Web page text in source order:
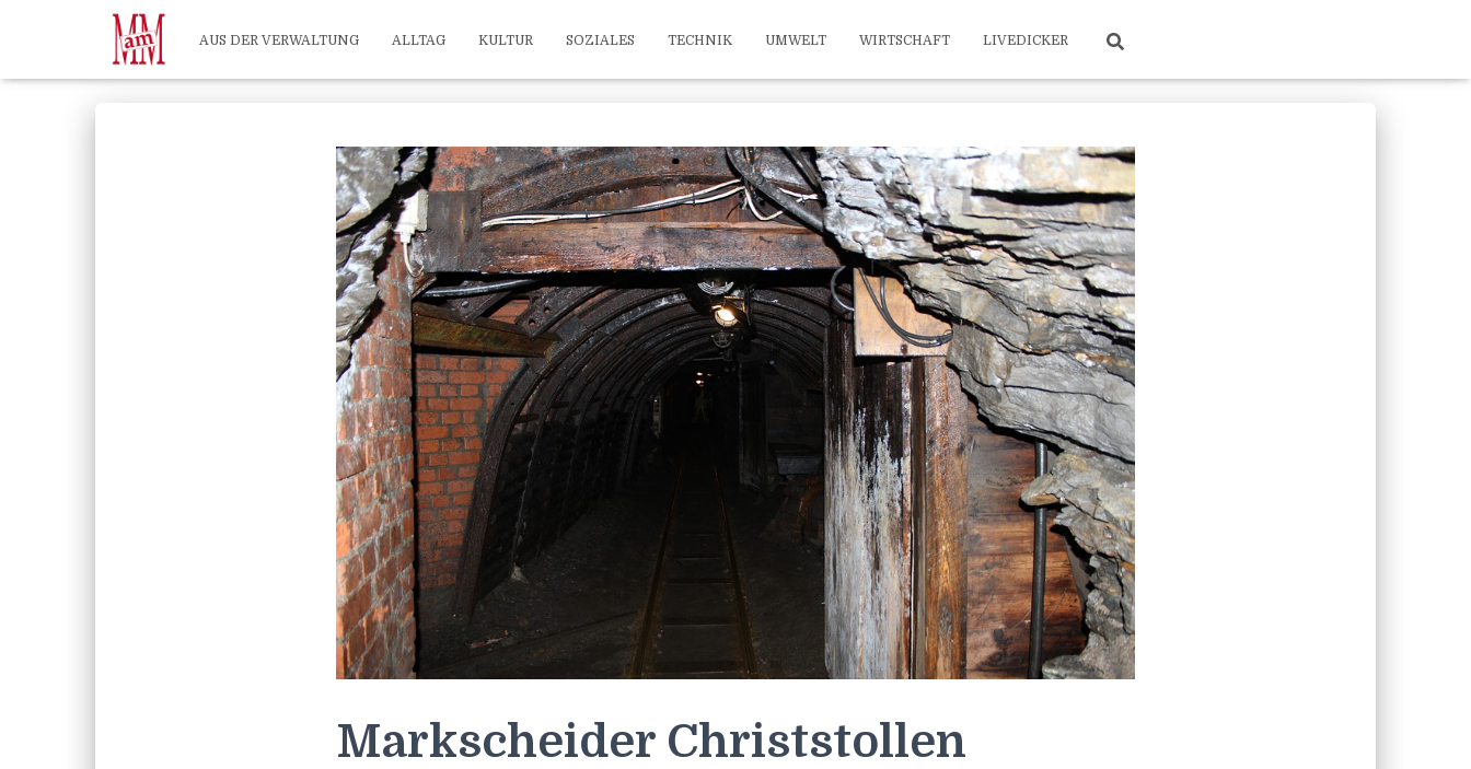
Weiterlesen" /> Weiterlesen" />
AUS DER VERWALTUNG ALLTAG KULTUR SOZIALES TECHNIK UMWELT WIRTSCHAFT LIVEDICKER
Markscheider Christstollen